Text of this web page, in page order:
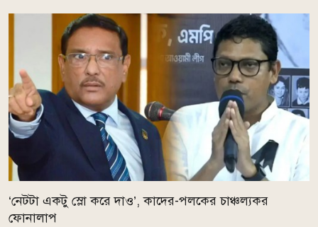
‘নেটটা একটু স্লো করে দাও’, কাদের-পলকের চাঞ্চল্যকর
ফোনালাপ